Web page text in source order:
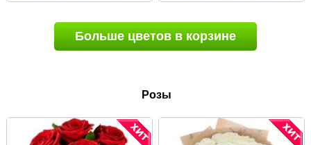
Больше цветов в корзине
Розы